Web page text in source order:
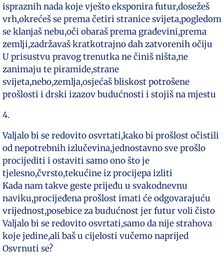
ispraznih nada koje vješto eksponira futur,dosežeš
vrh,okrećeš se prema četiri stranice svijeta,pogledom
se klanjaš nebu,oči obaraš prema građevini,prema
zemlji,zadržavaš kratkotrajno dah zatvorenih očiju
U prisustvu pravog trenutka ne činiš ništa,ne
zanimaju te piramide,strane
svijeta,nebo,zemlja,osjećaš bliskost potrošene
prošlosti i drski izazov budućnosti i stojiš na mjestu
4.
Valjalo bi se redovito osvrtati,kako bi prošlost očistili
od nepotrebnih izlučevina,jednostavno sve prošlo
procijediti i ostaviti samo ono što je
tjelesno,čvrsto,tekućine iz procijepa izliti
Kada nam takve geste prijeđu u svakodnevnu
naviku,procijeđena prošlost imati će odgovarajuću
vrijednost,posebice za budućnost jer futur voli čisto
Valjalo bi se redovito osvrtati,samo da nije strahova
koje jedine,ali baš u cijelosti vučemo naprijed
Osvrnuti se?